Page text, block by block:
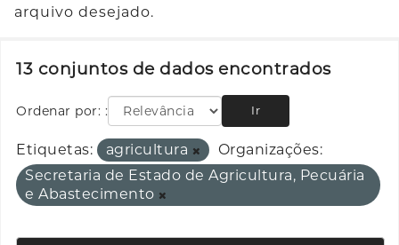
arquivo desejado.
13 conjuntos de dados encontrados
Ordenar por: Ir
Etiquetas: agricultura
Organizações:
Secretaria de Estado de Agricultura, Pecuária
e Abastecimento